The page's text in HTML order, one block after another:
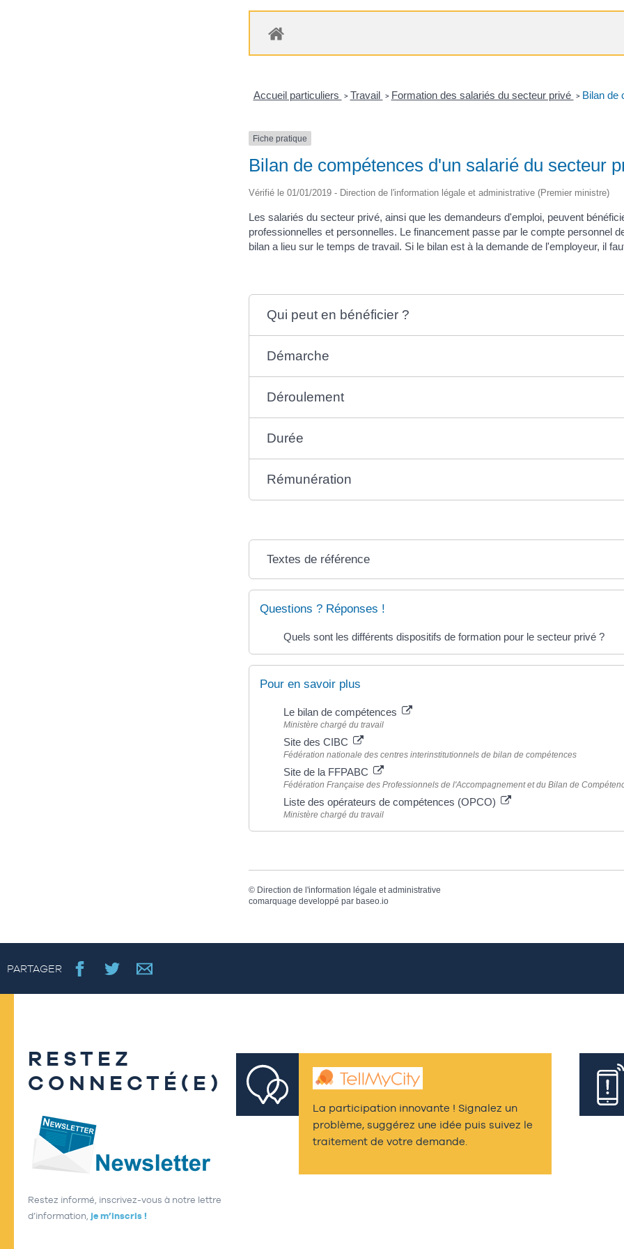
Accueil particuliers > Travail > Formation des salariés du secteur privé > Bilan de
Fiche pratique
Bilan de compétences d'un salarié du secteur
Vérifié le 01/01/2019 - Direction de l'information légale et administrative (Premier ministre)
Les salariés du secteur privé, ainsi que les demandeurs d'emploi, peuvent
professionnelles et personnelles. Le financement passe par le compte personnel
bilan a lieu sur le temps de travail. Si le bilan est à la demande de l'employeur, il
Qui peut en bénéficier ?
Démarche
Déroulement
Durée
Rémunération
Textes de référence
Questions ? Réponses !
Quels sont les différents dispositifs de formation pour le secteur privé ?
Pour en savoir plus
Le bilan de compétences
Ministère chargé du travail
Site des CIBC
Fédération nationale des centres interinstitutionnels de bilan de compétences
Site de la FFPABC
Fédération Française des Professionnels de l'Accompagnement et du Bilan de
Liste des opérateurs de compétences (OPCO)
Ministère chargé du travail
© Direction de l'information légale et administrative
comarquage developpé par baseo.io
PARTAGER
RESTEZ
CONNECTÉ(E)
Restez informé, inscrivez-vous à notre lettre
d’information, je m’inscris !
La participation innovante ! Signalez un
problème, suggérez une idée puis suivez le
traitement de votre demande.